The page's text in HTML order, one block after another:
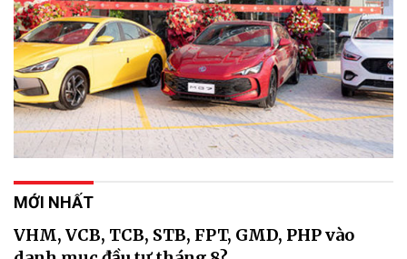
MỚI NHẤT
VHM, VCB, TCB, STB, FPT, GMD, PHP vào